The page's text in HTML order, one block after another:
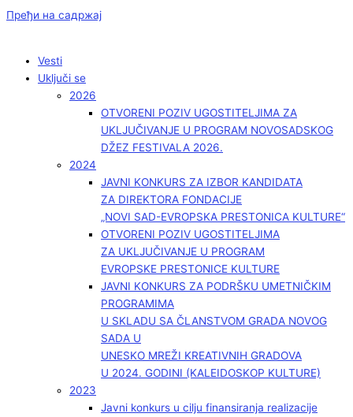
Пређи на садржај
Vesti
Uključi se
2026
OTVORENI POZIV UGOSTITELJIMA ZA
UKLJUČIVANJE U PROGRAM NOVOSADSKOG
DŽEZ FESTIVALA 2026.
2024
JAVNI KONKURS ZA IZBOR KANDIDATA
ZA DIREKTORA FONDACIJE
„NOVI SAD-EVROPSKA PRESTONICA KULTURE“
OTVORENI POZIV UGOSTITELJIMA
ZA UKLJUČIVANJE U PROGRAM
EVROPSKE PRESTONICE KULTURE
JAVNI KONKURS ZA PODRŠKU UMETNIČKIM
PROGRAMIMA
U SKLADU SA ČLANSTVOM GRADA NOVOG
SADA U
UNESKO MREŽI KREATIVNIH GRADOVA
U 2024. GODINI (KALEIDOSKOP KULTURE)
2023
Javni konkurs u cilju finansiranja realizacije